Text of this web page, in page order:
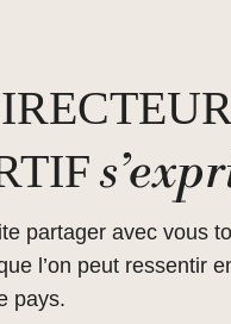
partager avec vous
l’on peut ressentir
pays.